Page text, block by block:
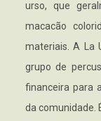
urso, que
macacão
materiais. A La
grupo de
financeira para
da comunidade.